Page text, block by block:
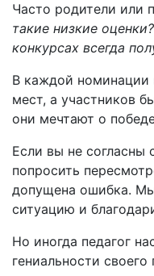
Часто родители или
такие низкие
конкурсах всегда
В каждой номинации
мест, а участников
они мечтают о
Если вы не согласны
попросить
допущена ошибка. Мы
ситуацию и
Но иногда педагог
гениальности